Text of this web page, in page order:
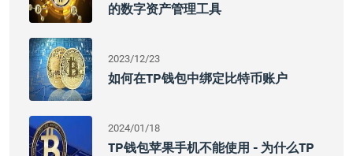
的数字资产管理工具
2023/12/23
如何在TP钱包中绑定比特币账户
2024/01/18
TP钱包苹果手机不能使用 - 为什么TP